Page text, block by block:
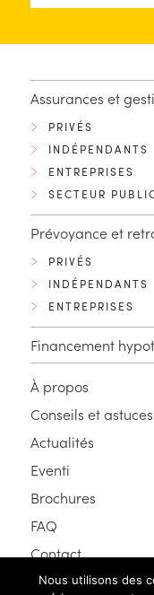
Assurances et
PRIVÉS
INDÉPENDANTS
ENTREPRISES
SECTEUR
Prévoyance et
PRIVÉS
INDÉPENDANTS
ENTREPRISES
Financement
À propos
Conseils et astuces
Actualités
Eventi
Brochures
FAQ
Contact
Nous utilisons des